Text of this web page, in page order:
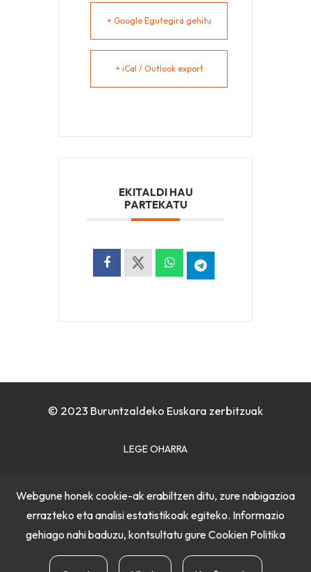
+ Google Egutegira gehitu
+ iCal / Outlook export
EKITALDI HAU
PARTEKATU
© 2023 Buruntzaldeko Euskara zerbitzuak
LEGE OHARRA
PRIBATUTASUN POLITIKA
Webgune honek cookie-ak erabiltzen ditu, zure nabigazioa
errazteko eta analisi estatistikoak egiteko. Informazio
gehiago nahi baduzu, kontsultatu gure Cookien Politika